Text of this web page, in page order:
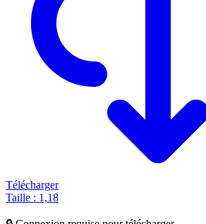
Télécharger
Taille : 1,18